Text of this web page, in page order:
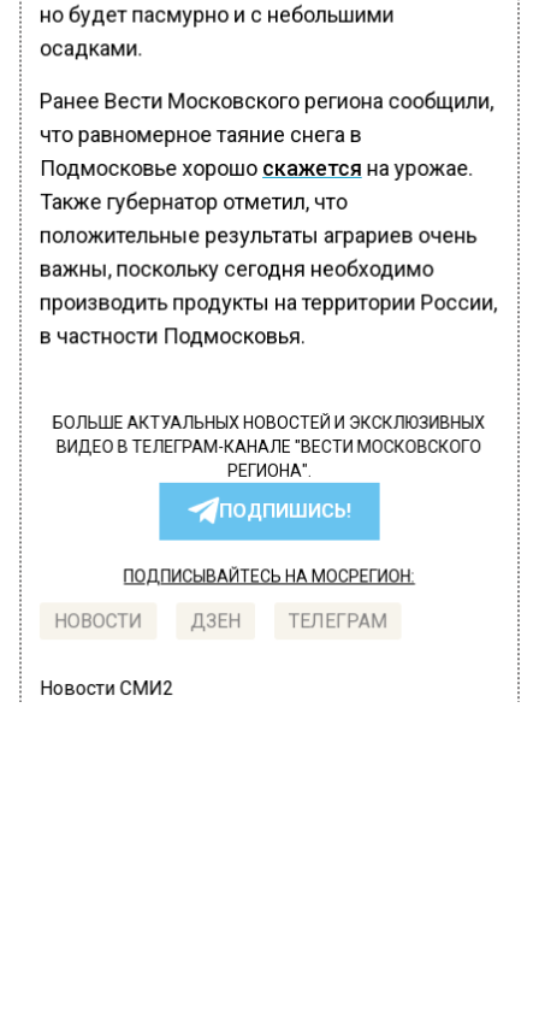
но будет пасмурно и с небольшими
осадками.
Ранее Вести Московского региона сообщили,
что равномерное таяние снега в
Подмосковье хорошо скажется на урожае.
Также губернатор отметил, что
положительные результаты аграриев очень
важны, поскольку сегодня необходимо
производить продукты на территории России,
в частности Подмосковья.
БОЛЬШЕ АКТУАЛЬНЫХ НОВОСТЕЙ И ЭКСКЛЮЗИВНЫХ
ВИДЕО В ТЕЛЕГРАМ-КАНАЛЕ "ВЕСТИ МОСКОВСКОГО
РЕГИОНА".
ПОДПИШИСЬ!
ПОДПИСЫВАЙТЕСЬ НА МОСРЕГИОН:
НОВОСТИ ДЗЕН ТЕЛЕГРАМ
Новости СМИ2